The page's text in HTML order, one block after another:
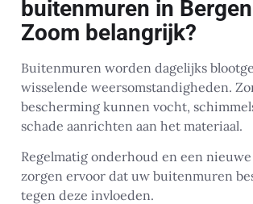
buitenmuren in
Zoom belangrijk?
Buitenmuren worden dagelijks
wisselende weersomstandigheden.
bescherming kunnen vocht,
schade aanrichten aan het materiaal.
Regelmatig onderhoud en een
zorgen ervoor dat uw buitenmuren
tegen deze invloeden.